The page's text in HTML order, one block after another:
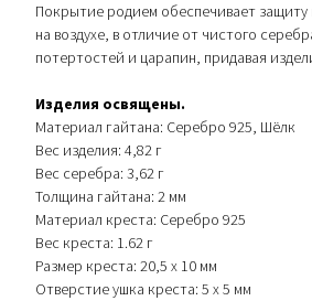
Покрытие родием обеспечивает
на воздухе, в отличие от чистого
потертостей и царапин, придавая
Изделия освящены.
Материал гайтана: Серебро 925, Шёлк
Вес изделия: 4,82 г
Вес серебра: 3,62 г
Толщина гайтана: 2 мм
Материал креста: Серебро 925
Вес креста: 1.62 г
Размер креста: 20,5 х 10 мм
Отверстие ушка креста: 5 х 5 мм